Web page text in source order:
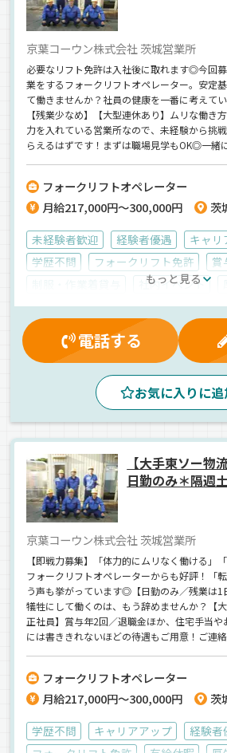
京葉コーウン株式会社 茨城営業所
必要なリフト免許は入社後に取れます◎今回
業をするフォークリフトオペレーター。安定
て働きませんか？社員の健康を一番に考えて
【残業少なめ】【大型連休あり】ムリな働き
力を入れている営業所なので、未経験から挑
らえるはずです！まずは職場見学もOK◎一緒
フォークリフトオペレーター
月給217,000円～300,000円
茨
未経験者歓迎 経験者優遇
キャリ
学歴不問
フォークリフト免許
賞
社内イベント
再雇用制度
大型連休 健康保険
早出手当
表彰制度 資格取得制度
残業手当
家族手当 労災保険
マイカー通勤可
雇用保険 昇給
夕方 朝 昼
庫内
正社員
もっと見る
電話する
お気に入りに追
【大手東ソー物
日勤のみ＊隔週
京葉コーウン株式会社 茨城営業所
【即戦力募集】「体力的にムリなく働ける」
フォークリフトオペレーターからも好評！「
う声も挙がっています◎【日勤のみ／残業は1
犠牲にして働くのは、もう辞めませんか？【
正社員】賞与年2回／退職金ほか、住宅手当
には書ききれないほどの待遇もご用意！ご連
フォークリフトオペレーター
月給217,000円～300,000円
茨
学歴不問 キャリアアップ
経験者